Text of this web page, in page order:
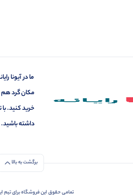
ما در آیونا
مکان گرد هم
خرید کنید.
داشته
برگشت به بالا
تمامی حقوق این فروشگاه برای تیم